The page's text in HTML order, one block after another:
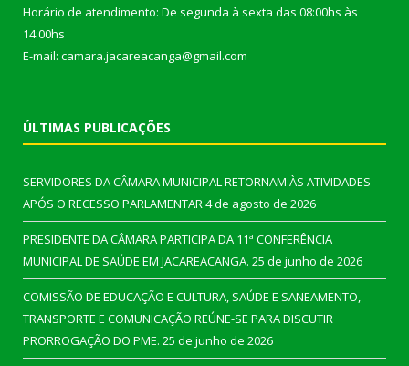
Horário de atendimento: De segunda à sexta das 08:00hs às
14:00hs
E-mail: camara.jacareacanga@gmail.com
ÚLTIMAS PUBLICAÇÕES
SERVIDORES DA CÂMARA MUNICIPAL RETORNAM ÀS ATIVIDADES
APÓS O RECESSO PARLAMENTAR4 de agosto de 2026
PRESIDENTE DA CÂMARA PARTICIPA DA 11ª CONFERÊNCIA
MUNICIPAL DE SAÚDE EM JACAREACANGA. 25 de junho de 2026
COMISSÃO DE EDUCAÇÃO E CULTURA, SAÚDE E SANEAMENTO,
TRANSPORTE E COMUNICAÇÃO REÚNE-SE PARA DISCUTIR
PRORROGAÇÃO DO PME. 25 de junho de 2026